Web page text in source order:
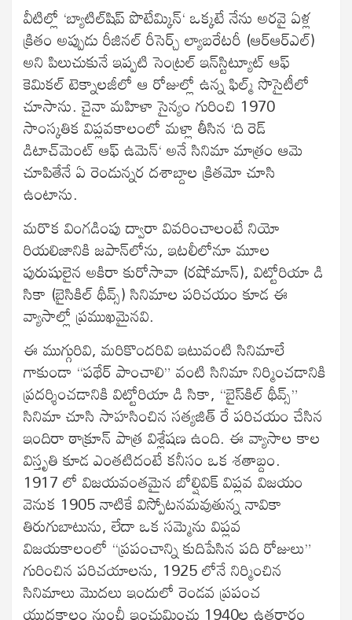
వీటిల్లో ‘బ్యాటిల్‍షిప్‍ పొటేమ్కిన్‍‘ ఒక్కటే నేను అరవై ఏళ్ల
క్రితం అప్పుడు రీజినల్‍ రీసెర్చ్ ల్యాబరేటరీ (ఆర్‍ఆర్‍ఎల్‍)
అని పిలుచుకునే ఇప్పటి సెంట్రల్‍ ఇన్‍స్టిట్యూట్‍ ఆఫ్‍
కెమికల్‍ టెక్నాలజీలో ఆ రోజుల్లో ఉన్న ఫిల్మ్ సొసైటీలో
చూసాను. చైనా మహిళా సైన్యం గురించి 1970
సాంస్కతిక విప్లవకాలంలో మళ్లా తీసిన ‘ది రెడ్‍
డిటాచ్‍మెంట్‍ ఆఫ్‍ ఉమెన్‍‘ అనే సినిమా మాత్రం ఆమె
చూపితేనే ఏ రెండున్నర దశాబ్దాల క్రితమో చూసి
ఉంటాను.
మరొక వింగడింపు ద్వారా వివరించాలంటే నియో
రియలిజానికి జపాన్‍లోను, ఇటలీలోనూ మూల
పురుషులైన అకిరా కురోసావా (రషోమాన్‍), విట్టోరియా డి
సికా (బైసికిల్‍ థీవ్స్) సినిమాల పరిచయం కూడ ఈ
వ్యాసాల్లో ప్రముఖమైనవి.
ఈ ముగ్గురివి, మరికొందరివి ఇటువంటి సినిమాలే
గాకుండా “పథేర్‍ పాంచాలి” వంటి సినిమా నిర్మించడానికి
ప్రదర్శించడానికి విట్టోరియా డి సికా, “బైస్‍కిల్‍ థీవ్స్”
సినిమా చూసి సాహసించిన సత్యజిత్‍ రే పరిచయం చేసిన
ఇందిరా ఠాక్రూన్‍ పాత్ర విశ్లేషణ ఉంది. ఈ వ్యాసాల కాల
విస్తృతి కూడ ఎంతటిదంటే కనీసం ఒక శతాబ్దం.
1917 లో విజయవంతమైన బోల్షివిక్‍ విప్లవ విజయం
వెనుక 1905 నాటికే విస్పోటనమవుతున్న నావికా
తిరుగుబాటును, లేదా ఒక సమ్మెను విప్లవ
విజయకాలంలో “ప్రపంచాన్ని కుదిపేసిన పది రోజులు”
గురించిన పరిచయాలను, 1925 లోనే నిర్మించిన
సినిమాలు మొదలు ఇందులో రెండవ ప్రపంచ
యుద్ధకాలం నుంచీ ఇంచుమించు 1940ల ఉత్తరార్ధం